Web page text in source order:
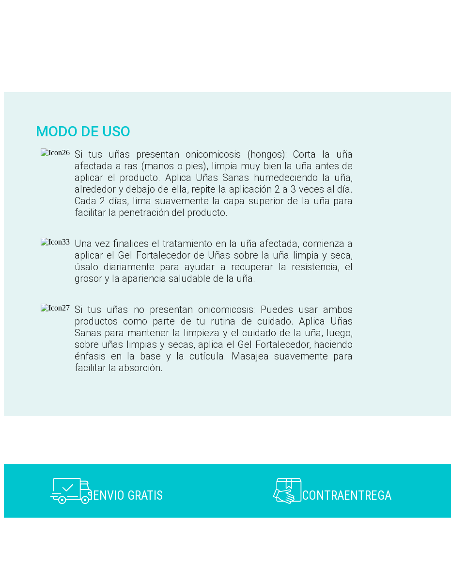
MODO DE USO
Si tus uñas presentan onicomicosis (hongos): Corta la uña
afectada a ras (manos o pies), limpia muy bien la uña antes de
aplicar el producto. Aplica Uñas Sanas humedeciendo la uña,
alrededor y debajo de ella, repite la aplicación 2 a 3 veces al día.
Cada 2 días, lima suavemente la capa superior de la uña para
facilitar la penetración del producto.
Una vez finalices el tratamiento en la uña afectada, comienza a
aplicar el Gel Fortalecedor de Uñas sobre la uña limpia y seca,
úsalo diariamente para ayudar a recuperar la resistencia, el
grosor y la apariencia saludable de la uña.
Si tus uñas no presentan onicomicosis: Puedes usar ambos
productos como parte de tu rutina de cuidado. Aplica Uñas
Sanas para mantener la limpieza y el cuidado de la uña, luego,
sobre uñas limpias y secas, aplica el Gel Fortalecedor, haciendo
énfasis en la base y la cutícula. Masajea suavemente para
facilitar la absorción.
ENVIO GRATIS CONTRAENTREGA